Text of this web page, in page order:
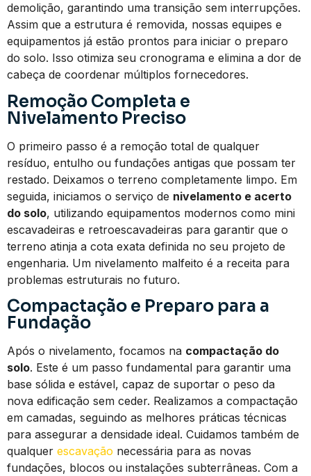
demolição, garantindo uma transição sem interrupções.
Assim que a estrutura é removida, nossas equipes e
equipamentos já estão prontos para iniciar o preparo
do solo. Isso otimiza seu cronograma e elimina a dor de
cabeça de coordenar múltiplos fornecedores.
Remoção Completa e
Nivelamento Preciso
O primeiro passo é a remoção total de qualquer
resíduo, entulho ou fundações antigas que possam ter
restado. Deixamos o terreno completamente limpo. Em
seguida, iniciamos o serviço de nivelamento e acerto
do solo, utilizando equipamentos modernos como mini
escavadeiras e retroescavadeiras para garantir que o
terreno atinja a cota exata definida no seu projeto de
engenharia. Um nivelamento malfeito é a receita para
problemas estruturais no futuro.
Compactação e Preparo para a
Fundação
Após o nivelamento, focamos na compactação do
solo. Este é um passo fundamental para garantir uma
base sólida e estável, capaz de suportar o peso da
nova edificação sem ceder. Realizamos a compactação
em camadas, seguindo as melhores práticas técnicas
para assegurar a densidade ideal. Cuidamos também de
qualquer escavação necessária para as novas
fundações, blocos ou instalações subterrâneas. Com a